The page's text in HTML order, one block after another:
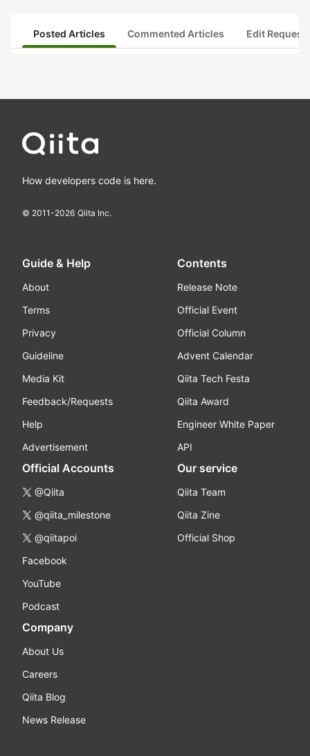
Posted Articles Commented Articles Edit
How developers code is here.
© 2011-2026 Qiita Inc.
Guide & Help
About
Terms
Privacy
Guideline
Media Kit
Feedback/Requests
Help
Advertisement
Contents
Release Note
Official Event
Official Column
Advent Calendar
Qiita Tech Festa
Qiita Award
Engineer White Paper
API
Official Accounts
@Qiita
@qiita_milestone
@qiitapoi
Facebook
YouTube
Podcast
Our service
Qiita Team
Qiita Zine
Official Shop
Company
About Us
Careers
Qiita Blog
News Release